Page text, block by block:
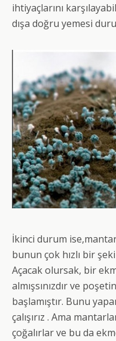
ihtiyaçlarını
dışa doğru yemesi
İkinci durum
bunun çok hızlı bir
Açacak olursak, bir
almışsınızdır ve
başlamıştır. Bunu
çalışırız . Ama
çoğalırlar ve bu da